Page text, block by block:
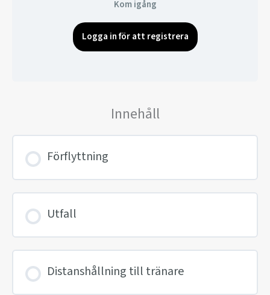
Kom igång
Logga in för att registrera
Innehåll
Förflyttning
Utfall
Distanshållning till tränare